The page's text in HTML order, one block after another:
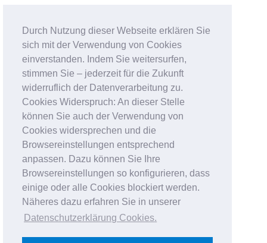
Durch Nutzung dieser Webseite erklären Sie
sich mit der Verwendung von Cookies
einverstanden. Indem Sie weitersurfen,
stimmen Sie – jederzeit für die Zukunft
widerruflich der Datenverarbeitung zu.
Cookies Widerspruch: An dieser Stelle
können Sie auch der Verwendung von
Cookies widersprechen und die
Browsereinstellungen entsprechend
anpassen. Dazu können Sie Ihre
Browsereinstellungen so konfigurieren, dass
einige oder alle Cookies blockiert werden.
Näheres dazu erfahren Sie in unserer
Datenschutzerklärung Cookies.